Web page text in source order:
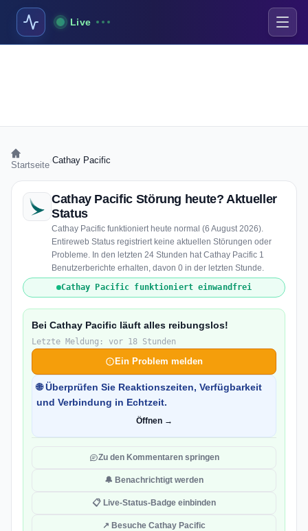
Live
Startseite Cathay Pacific
Cathay Pacific Störung heute? Aktueller
Status
Cathay Pacific funktioniert heute normal (6 August 2026).
Entireweb Status registriert keine aktuellen Störungen oder
Probleme. In den letzten 24 Stunden hat Cathay Pacific 1
Benutzerberichte erhalten, davon 0 in der letzten Stunde.
Cathay Pacific funktioniert einwandfrei
Bei Cathay Pacific läuft alles reibungslos!
Letzte Meldung: vor 18 Stunden
Ein Problem melden
🌐 Überprüfen Sie Reaktionszeiten, Verfügbarkeit
und Verbindung in Echtzeit.
Öffnen →
Zu den Kommentaren springen
🔔 Benachrichtigt werden
📋 Live-Status-Badge einbinden
↗ Besuche Cathay Pacific